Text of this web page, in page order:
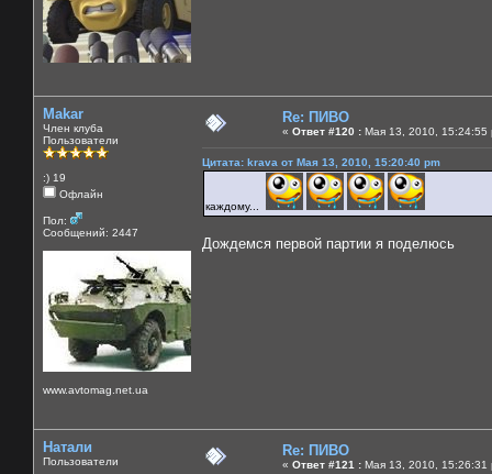
Makar
Член клуба
Пользователи
:) 19
Офлайн
Пол:
Сообщений: 2447
www.avtomag.net.ua
Re: ПИВО
« Ответ #120 : Мая 13, 2010, 15:24:55
Цитата: krava от Мая 13, 2010, 15:20:40 pm
каждому...
Дождемся первой партии я поделюсь
Натали
Пользователи
Re: ПИВО
« Ответ #121 : Мая 13, 2010, 15:26:31